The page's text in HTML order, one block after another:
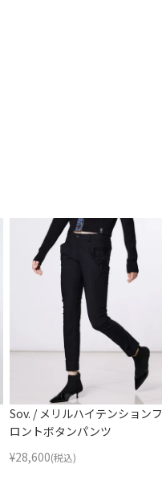
Sov. / メリルハイテンションフ
ロントボタンパンツ
¥28,600(税込)